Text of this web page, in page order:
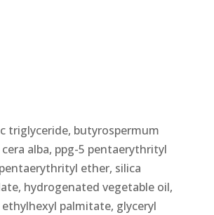
triglyceride, butyrospermum
alba, ppg-5 pentaerythrityl
ether, silica
hydrogenated vegetable oil,
palmitate, glyceryl